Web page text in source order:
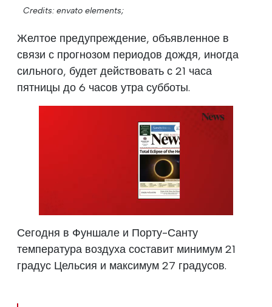
Credits: envato elements;
Желтое предупреждение, объявленное в
связи с прогнозом периодов дождя, иногда
сильного, будет действовать с 21 часа
пятницы до 6 часов утра субботы.
Сегодня в Фуншале и Порту-Санту
температура воздуха составит минимум 21
градус Цельсия и максимум 27 градусов.